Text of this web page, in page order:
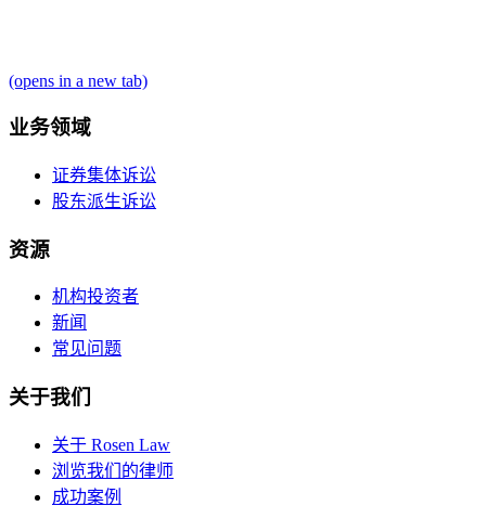
(opens in a new tab)
业务领域
证券集体诉讼
股东派生诉讼
资源
机构投资者
新闻
常见问题
关于我们
关于 Rosen Law
浏览我们的律师
成功案例